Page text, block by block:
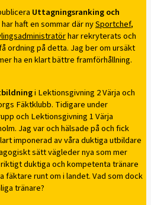
Uttagningsranking och
har haft en sommar där nySportchef,
har rekryterats och
ordning på detta. Jag ber om ursäkt
ha en klart bättre framförhållning.
i Lektionsgivning 2 Värja och
Fäktklubb. Tidigare under
och Lektionsgivning 1 Värja
Jag var och hälsade på och fick
imponerad av våra duktiga utbildare
sätt vägleder nya som mer
duktiga och kompetenta tränare
runt om i landet. Vad som dock
tränare?